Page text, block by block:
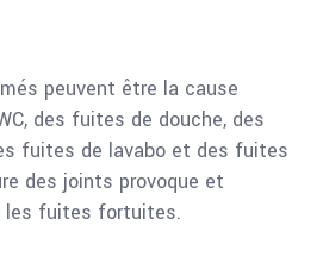
peuvent être la cause
des fuites de douche, des
fuites de lavabo et des fuites
des joints provoque et
les fuites fortuites.